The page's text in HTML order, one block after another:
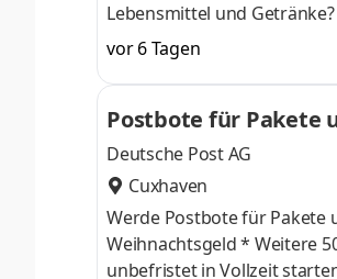
Lebensmittel und
zu gestalten. Döhler ist ein globaler Hersteller von natürlichen Ingredients und umfassenden Lösungen für die
Lebensmittel-, Getränke-,
Rohstoffe für Produkte wie
Marken h
vor 6 Tagen
Postbote für Pakete
Deutsche Post AG
Cuxhaven
Werde Postbote für Pakete und Briefe in Cuxhaven Was
Weihnachtsgeld * Weitere 50% Weihnachtsgeld im November * Bis zu 332 € Urlaubsgeld * Du kannst sofort
unbefristet in Vollzeit starten, 38,5Stunden/Woche *